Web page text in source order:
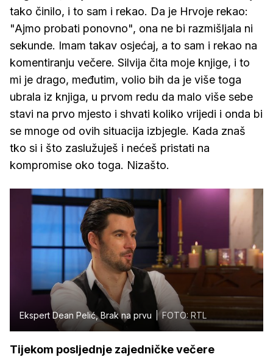
tako činilo, i to sam i rekao. Da je Hrvoje rekao:
"Ajmo probati ponovno", ona ne bi razmišljala ni
sekunde. Imam takav osjećaj, a to sam i rekao na
komentiranju večere. Silvija čita moje knjige, i to
mi je drago, međutim, volio bih da je više toga
ubrala iz knjiga, u prvom redu da malo više sebe
stavi na prvo mjesto i shvati koliko vrijedi i onda bi
se mnoge od ovih situacija izbjegle. Kada znaš
tko si i što zaslužuješ i nećeš pristati na
kompromise oko toga. Nizašto.
Ekspert Dean Pelić, Brak na prvu FOTO: RTL
Tijekom posljednje zajedničke večere